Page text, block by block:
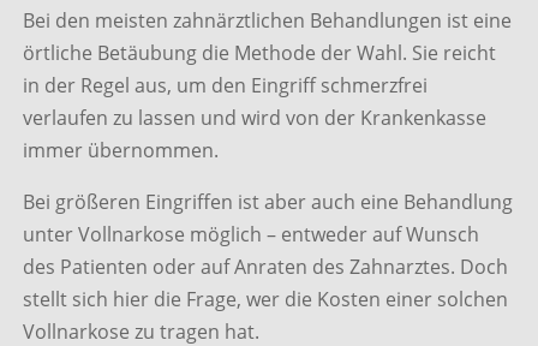
Bei den meisten zahnärztlichen Behandlungen ist eine
örtliche Betäubung die Methode der Wahl. Sie reicht
in der Regel aus, um den Eingriff schmerzfrei
verlaufen zu lassen und wird von der Krankenkasse
immer übernommen.
Bei größeren Eingriffen ist aber auch eine Behandlung
unter Vollnarkose möglich – entweder auf Wunsch
des Patienten oder auf Anraten des Zahnarztes. Doch
stellt sich hier die Frage, wer die Kosten einer solchen
Vollnarkose zu tragen hat.